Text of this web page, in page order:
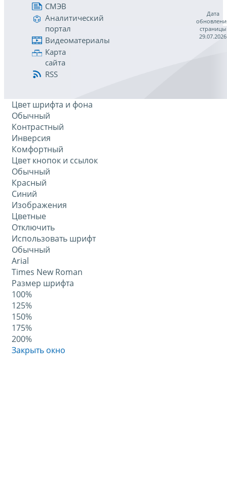
СМЭВ
Аналитический
портал
Видеоматериалы
Карта
сайта
RSS
Дата
страницы
29.07.2026
Цвет шрифта и фона
Обычный
Контрастный
Инверсия
Комфортный
Цвет кнопок и ссылок
Обычный
Красный
Синий
Изображения
Цветные
Отключить
Использовать шрифт
Обычный
Arial
Times New Roman
Размер шрифта
100%
125%
150%
175%
200%
Закрыть окно